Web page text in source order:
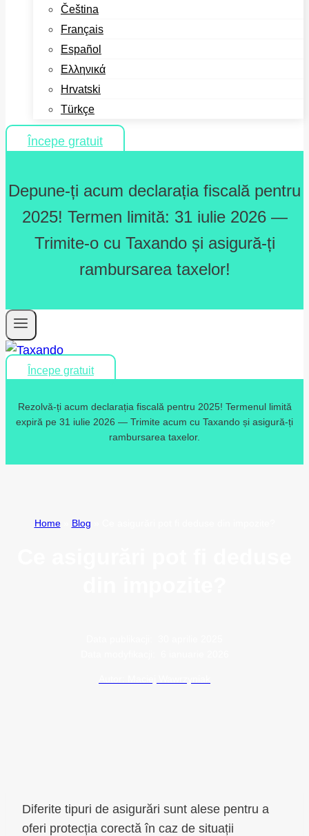
Čeština
Français
Español
Ελληνικά
Hrvatski
Türkçe
Începe gratuit
Depune-ți acum declarația fiscală pentru
2025! Termen limită: 31 iulie 2026 —
Trimite-o cu Taxando și asigură-ți
rambursarea taxelor!
Începe gratuit
Rezolvă-ți acum declarația fiscală pentru 2025! Termenul limită
expiră pe 31 iulie 2026 — Trimite acum cu Taxando și asigură-ți
rambursarea taxelor.
Home» Blog
Diferite tipuri de asigurări sunt alese pentru a
oferi protecția corectă în caz de situații